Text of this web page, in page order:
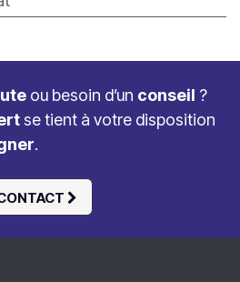
ou besoin d’un conseil ?
se tient à votre disposition
.